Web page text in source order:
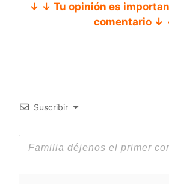
↓ ↓ Tu opinión es
comentario ↓
Suscribir